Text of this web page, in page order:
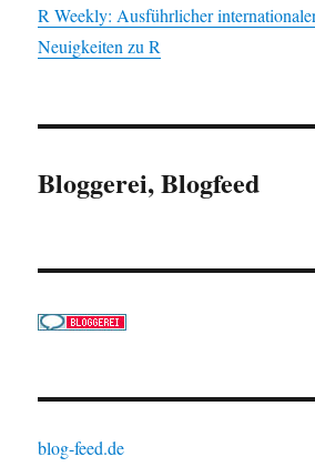
R Weekly: Ausführlicher
Neuigkeiten zu R
Bloggerei, Blogfeed
blog-feed.de